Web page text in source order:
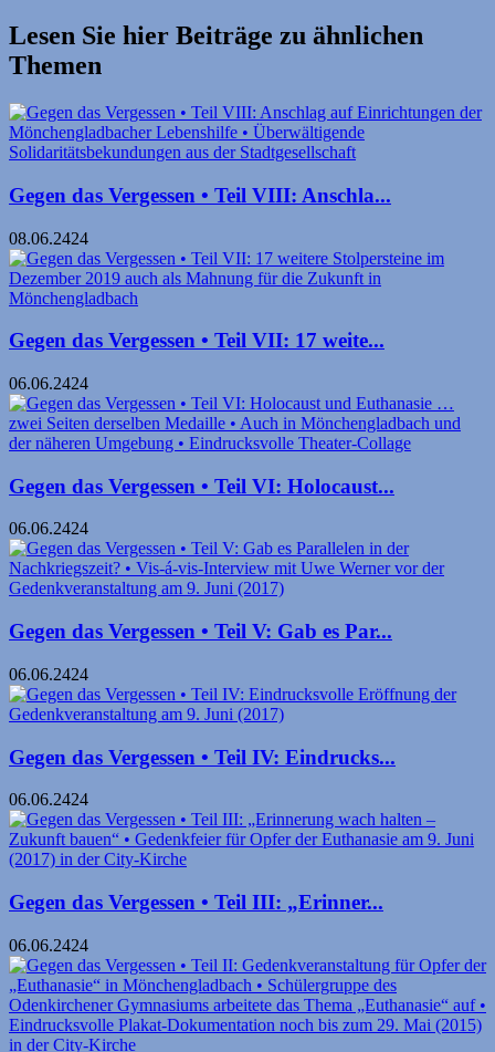
Lesen Sie hier Beiträge zu ähnlichen
Themen
Gegen das Vergessen • Teil VIII: Anschla...
08.06.2424
Gegen das Vergessen • Teil VII: 17 weite...
06.06.2424
Gegen das Vergessen • Teil VI: Holocaust...
06.06.2424
Gegen das Vergessen • Teil V: Gab es Par...
06.06.2424
Gegen das Vergessen • Teil IV: Eindrucks...
06.06.2424
Gegen das Vergessen • Teil III: „Erinner...
06.06.2424